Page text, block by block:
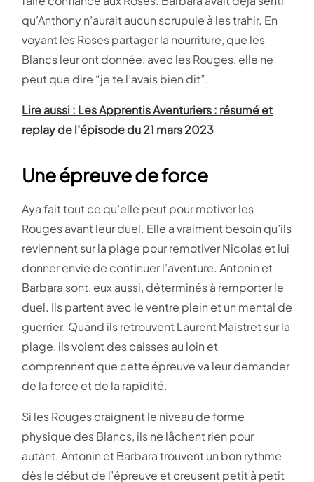
qu’Anthony n’aurait aucun scrupule à les trahir. En
voyant les Roses partager la nourriture, que les
Blancs leur ont donnée, avec les Rouges, elle ne
peut que dire “je te l’avais bien dit”.
Lire aussi : Les Apprentis Aventuriers : résumé et
replay de l’épisode du 21 mars 2023
Une épreuve de force
Aya fait tout ce qu’elle peut pour motiver les
Rouges avant leur duel. Elle a vraiment besoin qu’ils
reviennent sur la plage pour remotiver Nicolas et lui
donner envie de continuer l’aventure. Antonin et
Barbara sont, eux aussi, déterminés à remporter le
duel. Ils partent avec le ventre plein et un mental de
guerrier. Quand ils retrouvent Laurent Maistret sur la
plage, ils voient des caisses au loin et
comprennent que cette épreuve va leur demander
de la force et de la rapidité.
Si les Rouges craignent le niveau de forme
physique des Blancs, ils ne lâchent rien pour
autant. Antonin et Barbara trouvent un bon rythme
dès le début de l’épreuve et creusent petit à petit